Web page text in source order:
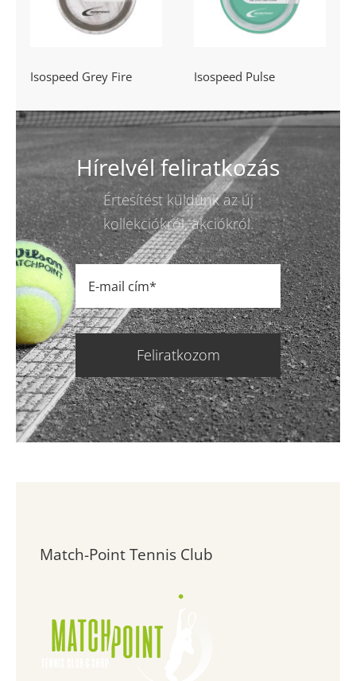
Isospeed Grey Fire Isospeed Pulse
Hírelvél feliratkozás
Értesítést küldünk az új
kollekciókról, akciókról.
Feliratkozom
Match-Point Tennis Club